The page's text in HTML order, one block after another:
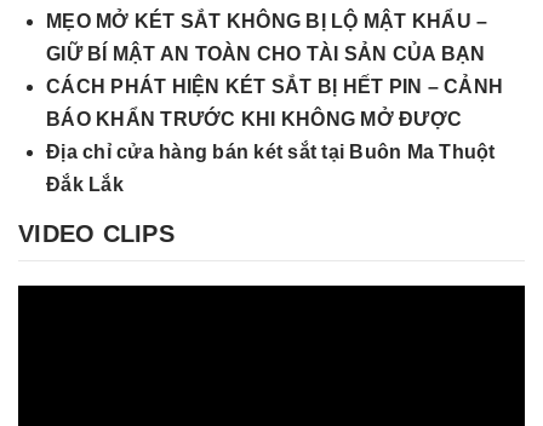
MẸO MỞ KÉT SẮT KHÔNG BỊ LỘ MẬT KHẨU –
GIỮ BÍ MẬT AN TOÀN CHO TÀI SẢN CỦA BẠN
CÁCH PHÁT HIỆN KÉT SẮT BỊ HẾT PIN – CẢNH
BÁO KHẨN TRƯỚC KHI KHÔNG MỞ ĐƯỢC
Địa chỉ cửa hàng bán két sắt tại Buôn Ma Thuột
Đắk Lắk
VIDEO CLIPS